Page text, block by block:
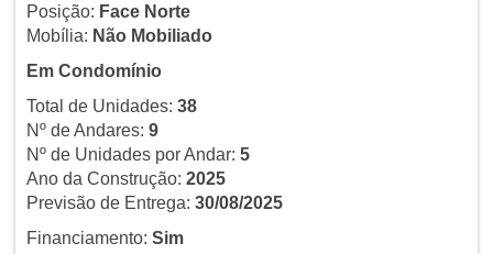
Posição: Face Norte
Mobília: Não Mobiliado
Em Condomínio
Total de Unidades: 38
Nº de Andares: 9
Nº de Unidades por Andar: 5
Ano da Construção: 2025
Previsão de Entrega: 30/08/2025
Financiamento: Sim